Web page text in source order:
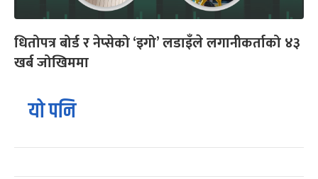
धितोपत्र बोर्ड र नेप्सेको ‘इगो’ लडाइँले लगानीकर्ताको ४३
खर्ब जोखिममा
यो पनि